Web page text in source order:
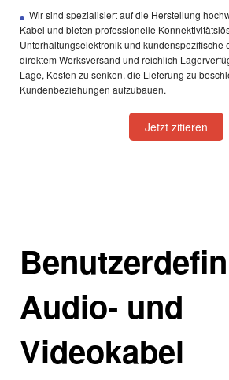
Wir sind spezialisiert auf die Herstellung
Kabel und bieten professionelle
Unterhaltungselektronik und kundenspezifische
direktem Werksversand und reichlich
Lage, Kosten zu senken, die Lieferung zu
Kundenbeziehungen aufzubauen.
Jetzt zitieren
Audio- und
Videokabel